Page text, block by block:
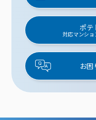
ポテ
対応マンシ
お困